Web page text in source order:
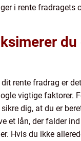
i rente fradragets
rente fradrag er
vigtige faktorer.
dig, at du er
et lån, der falder
Hvis du ikke